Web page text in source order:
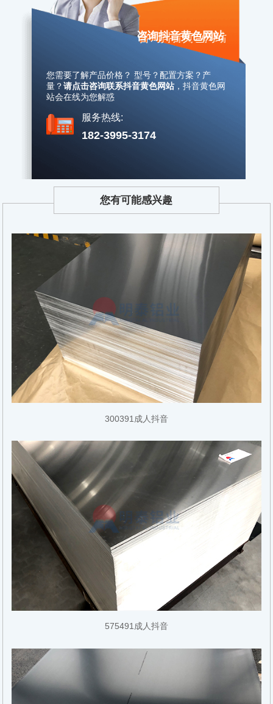
咨询抖音黄色网站
您需要了解产品价格？ 型号？配置方案？产
量？请点击咨询联系抖音黄色网站 ，抖音黄色网
站会在线为您解惑
服务热线:
182-3995-3174
您有可能感兴趣
300391成人抖音
575491成人抖音